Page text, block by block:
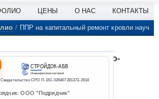
ЦЕНЫ О НАС КОНТАКТЫ
/ ППР на капитальный ремонт кровли
СТРОЙДОК-АБВ
Инжиниринговая компания
Свидетельство СРО П-161-026407281373-2618
ООО "Подрядчик"
ремонт кровли научно-
в Санкт-Петербурге